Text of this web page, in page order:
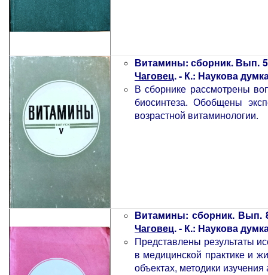
Витамины: сборник. Вып.
Чаговец. - К.: Наукова
В сборнике рассмотрены
биосинтеза. Обобщены
возрастной витаминологии.
Витамины: сборник. Вып.
Чаговец. - К.: Наукова
Представлены результаты
в медицинской практике и
объектах, методики